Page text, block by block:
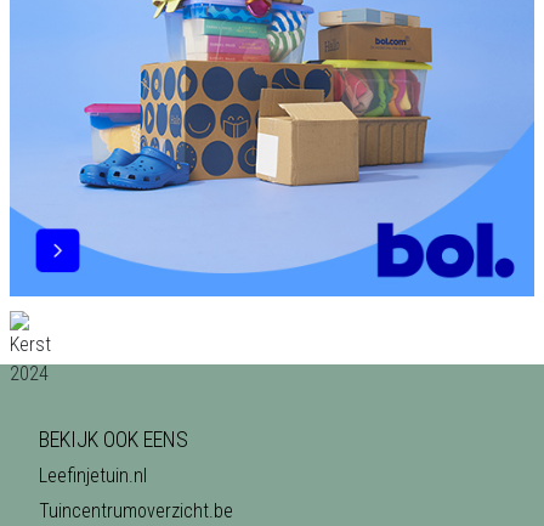
BEKIJK OOK EENS
Leefinjetuin.nl
Tuincentrumoverzicht.be